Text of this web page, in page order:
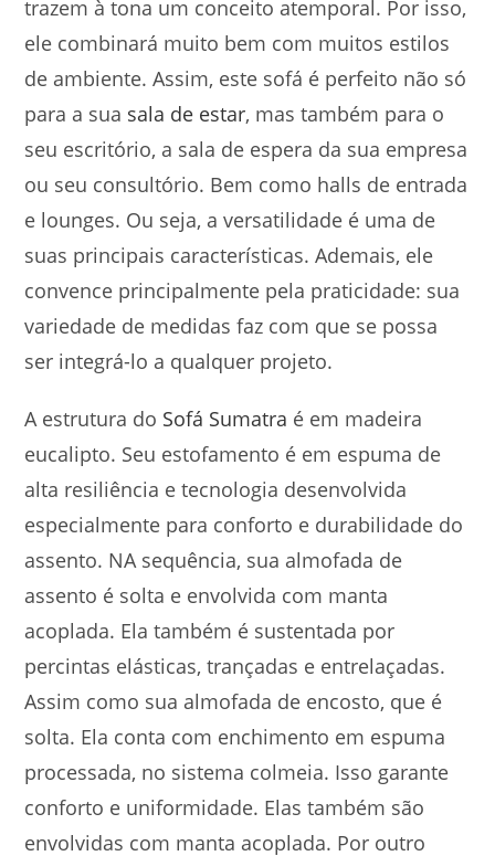
trazem à tona um conceito atemporal. Por isso,
ele combinará muito bem com muitos estilos
de ambiente. Assim, este sofá é perfeito não só
para a sua sala de estar, mas também para o
seu escritório, a sala de espera da sua empresa
ou seu consultório. Bem como halls de entrada
e lounges. Ou seja, a versatilidade é uma de
suas principais características. Ademais, ele
convence principalmente pela praticidade: sua
variedade de medidas faz com que se possa
ser integrá-lo a qualquer projeto.
A estrutura do Sofá Sumatra é em madeira
eucalipto. Seu estofamento é em espuma de
alta resiliência e tecnologia desenvolvida
especialmente para conforto e durabilidade do
assento. NA sequência, sua almofada de
assento é solta e envolvida com manta
acoplada. Ela também é sustentada por
percintas elásticas, trançadas e entrelaçadas.
Assim como sua almofada de encosto, que é
solta. Ela conta com enchimento em espuma
processada, no sistema colmeia. Isso garante
conforto e uniformidade. Elas também são
envolvidas com manta acoplada. Por outro